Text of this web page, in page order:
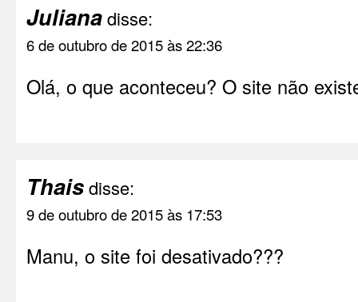
Julianadisse:
6 de outubro de 2015 às 22:36
Olá, o que aconteceu? O site não
Thaisdisse:
9 de outubro de 2015 às 17:53
Manu, o site foi desativado???